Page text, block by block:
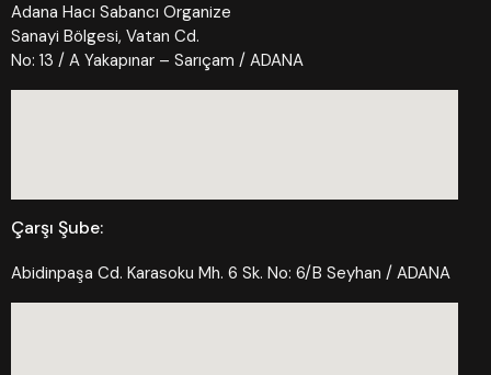
Adana Hacı Sabancı Organize
Sanayi Bölgesi, Vatan Cd.
No: 13 / A Yakapınar – Sarıçam / ADANA
Çarşı Şube:
Abidinpaşa Cd. Karasoku Mh. 6 Sk. No: 6/B Seyhan / ADANA